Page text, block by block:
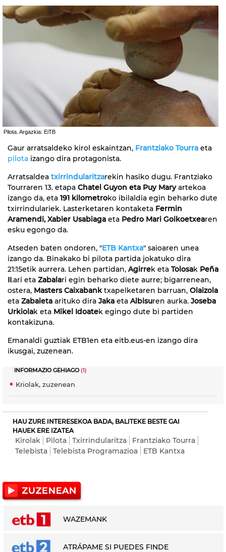
Pilota. Argazkia: EiTB
Gaur arratsaldeko kirol eskaintzan, Frantziako Tourra eta
pilota izango dira protagonista.
Arratsaldea txirrindularitzarekin hasiko dugu. Frantziako
Tourraren 13. etapa Chatel Guyon eta Puy Maryartekoa
izango da, eta 191 kilometroko ibilaldia egin beharko dute
txirrindulariek. Lasterketaren kontaketa Fermin
Aramendi, Xabier Usabiaga eta Pedro Mari Goikoetxearen
esku egongo da.
Atseden baten ondoren, "ETB Kantxa" saioaren unea
izango da. Binakako bi pilota partida jokatuko dira
21:15etik aurrera. Lehen partidan, Agirrek eta Tolosak Peña
II.ari eta Zabalari egin beharko diete aurre; bigarrenean,
ostera, Masters Caixabanktxapelketaren barruan, Olaizola
eta Zabaleta arituko dira Jaka eta Albisuren aurka. Joseba
Urkiolak eta Mikel Idoatek egingo dute bi partiden
kontakizuna.
Emanaldi guztiak ETB1en eta eitb.eus-en izango dira
ikusgai, zuzenean.
INFORMAZIO GEHIAGO(1)
Kriolak, zuzenean
HAU ZURE INTERESEKOA BADA, BALITEKE BESTE GAI
HAUEK ERE IZATEA
Kirolak Pilota Txirrindularitza
Frantziako Tourra
Telebista
Telebista Programazioa ETB Kantxa
WAZEMANK
ATRÁPAME SI PUEDES FINDE